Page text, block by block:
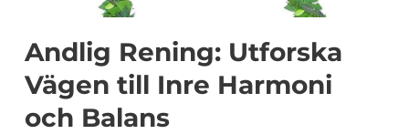
Andlig Rening: Utforska
Vägen till Inre Harmoni
och Balans